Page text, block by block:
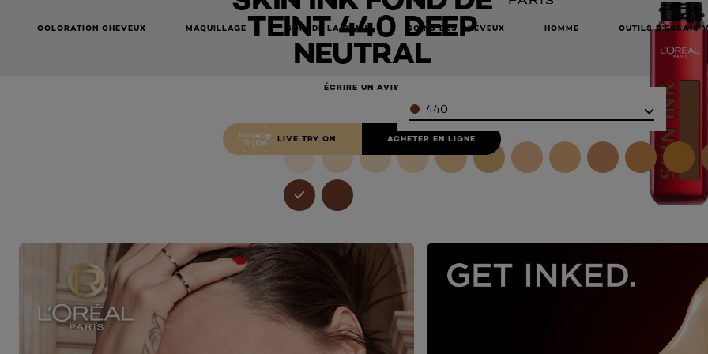
COLORATION CHEVEUX MAQUILLAGE SOIN DE LA PEAU SOINS DES CHEVEUX HOMME OUTILS D’ESSAIS
TEINT 440 DEEP
NEUTRAL
ÉCRIRE UN AVIS
LIVE TRY ON ACHETER EN LIGNE
Color440